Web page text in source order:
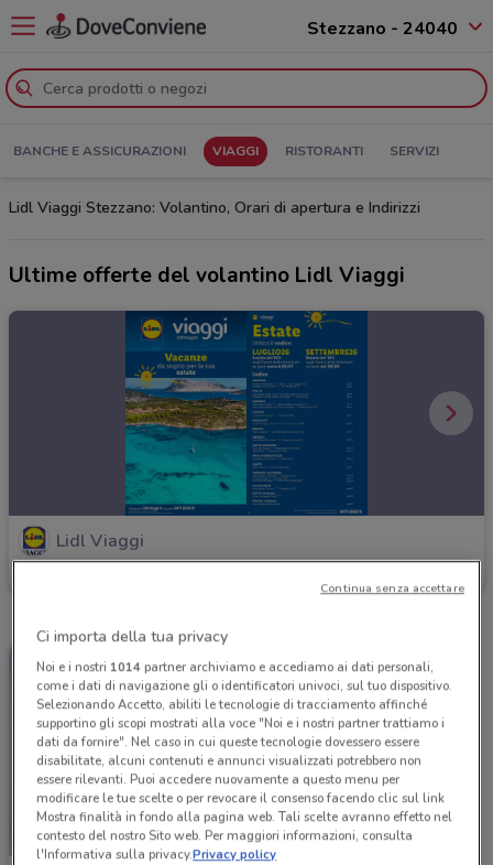
Stezzano - 24040
BANCHE E ASSICURAZIONI VIAGGI RISTORANTI SERVIZI
Lidl Viaggi Stezzano: Volantino, Orari di apertura e Indirizzi
Ultime offerte del volantino Lidl Viaggi
Lidl Viaggi
Ci importa della tua privacy
Noi e i nostri 1014partner archiviamo e accediamo ai dati personali,
come i dati di navigazione gli o identificatori univoci, sul tuo dispositivo.
Selezionando Accetto, abiliti le tecnologie di tracciamento affinché
supportino gli scopi mostrati alla voce "Noi e i nostri partner trattiamo i
dati da fornire". Nel caso in cui queste tecnologie dovessero essere
disabilitate, alcuni contenuti e annunci visualizzati potrebbero non
essere rilevanti. Puoi accedere nuovamente a questo menu per
modificare le tue scelte o per revocare il consenso facendo clic sul link
Mostra finalità in fondo alla pagina web. Tali scelte avranno effetto nel
contesto del nostro Sito web. Per maggiori informazioni, consulta
l'Informativa sulla privacy.Privacy policy
Continua senza accettare